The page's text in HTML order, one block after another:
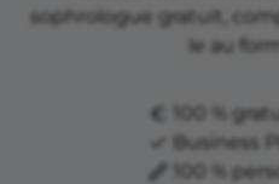
sophrologue gratuit,
le au
100 %
Business
100 %